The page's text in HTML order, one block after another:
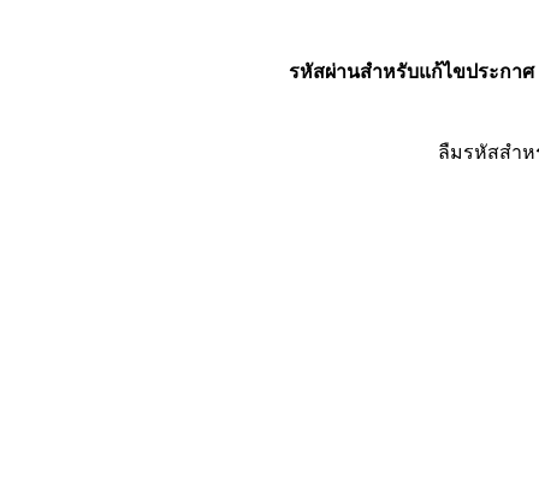
รหัสผ่านสำหรับแก้ไขประกาศ
ลืมรหัสสำ